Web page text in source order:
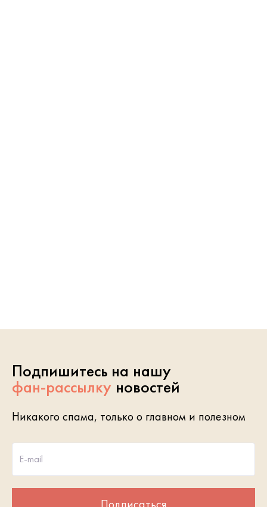
Подпишитесь на нашу
фан-рассылку новостей
Никакого спама, только о главном и полезном
E-mail
Подписаться